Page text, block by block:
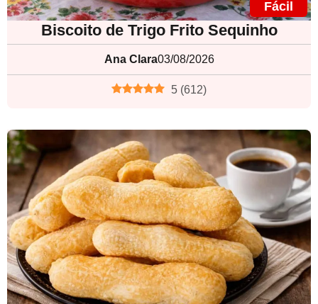
Fácil
Biscoito de Trigo Frito Sequinho
Ana Clara03/08/2026
5 (612)